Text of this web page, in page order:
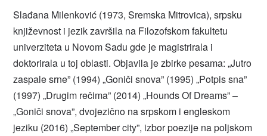
Slađana Milenković (1973, Sremska Mitrovica), srpsku
književnost i jezik završila na Filozofskom fakultetu
univerziteta u Novom Sadu gde je magistrirala i
doktorirala u toj oblasti. Objavila je zbirke pesama: „Jutro
zaspale srne” (1994) „Goniči snova” (1995) „Potpis sna”
(1997) „Drugim rečima” (2014) „Hounds Of Dreams” –
„Goniči snova”, dvojezično na srpskom i engleskom
jeziku (2016) „September city”, izbor poezije na poljskom